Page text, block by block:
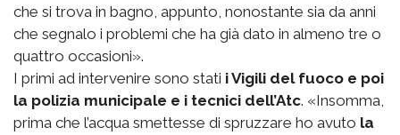
che si trova in bagno, appunto, nonostante sia da anni
che segnalo i problemi che ha già dato in almeno tre o
quattro occasioni».
I primi ad intervenire sono stati i Vigili del fuoco e poi
la polizia municipale e i tecnici dell’Atc. «Insomma,
prima che l’acqua smettesse di spruzzare ho avuto la